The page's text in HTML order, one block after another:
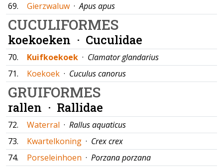
69.
Gierzwaluw ·Apus apus
CUCULIFORMES
koekoeken · Cuculidae
70. Kuifkoekoek · Clamator glandarius
71.
Koekoek · Cuculus canorus
GRUIFORMES
rallen · Rallidae
72. Waterral · Rallus aquaticus
73.
Kwartelkoning · Crex crex
74.
Porseleinhoen · Porzana porzana